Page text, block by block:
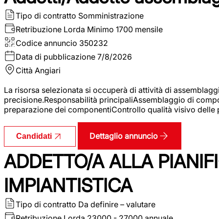
Tipo di contratto Somministrazione
Retribuzione Lorda Minimo 1700 mensile
Codice annuncio 350232
Data di pubblicazione 7/8/2026
Città Angiari
La risorsa selezionata si occuperà di attività di
precisione.Responsabilità principaliAssemblaggio di
preparazione dei componentiControllo qualità visivo
Candidati Dettaglio annuncio
ADDETTO/A ALLA
IMPIANTISTICA
Tipo di contratto Da definire – valutare